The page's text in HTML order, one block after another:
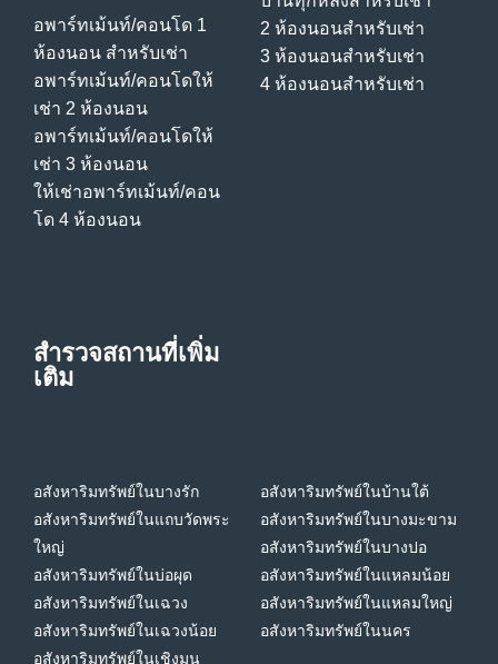
อพาร์ทเม้นท์/คอนโด 1
ห้องนอน สําหรับเช่า
อพาร์ทเม้นท์/คอนโดให้
เช่า 2 ห้องนอน
อพาร์ทเม้นท์/คอนโดให้
เช่า 3 ห้องนอน
ให้เช่าอพาร์ทเม้นท์/คอน
โด 4 ห้องนอน
2 ห้องนอนสําหรับเช่า
3 ห้องนอนสําหรับเช่า
4 ห้องนอนสําหรับเช่า
สำรวจสถานที่เพิ่ม
เติม
อสังหาริมทรัพย์ในบางรัก
อสังหาริมทรัพย์ในแถบวัดพระ
ใหญ่
อสังหาริมทรัพย์ในบ่อผุด
อสังหาริมทรัพย์ในเฉวง
อสังหาริมทรัพย์ในเฉวงน้อย
อสังหาริมทรัพย์ในเชิงมน
อสังหาริมทรัพย์ในบ้านใต้
อสังหาริมทรัพย์ในบางมะขาม
อสังหาริมทรัพย์ในบางปอ
อสังหาริมทรัพย์ในแหลมน้อย
อสังหาริมทรัพย์ในแหลมใหญ่
อสังหาริมทรัพย์ในนคร